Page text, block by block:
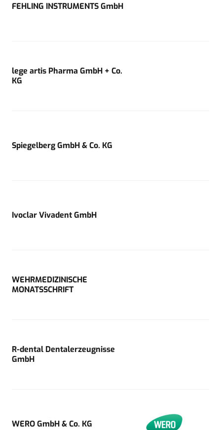
FEHLING INSTRUMENTS GmbH
lege artis Pharma GmbH + Co.
KG
Spiegelberg GmbH & Co. KG
Ivoclar Vivadent GmbH
WEHRMEDIZINISCHE
MONATSSCHRIFT
R-dental Dentalerzeugnisse
GmbH
WERO GmbH & Co. KG